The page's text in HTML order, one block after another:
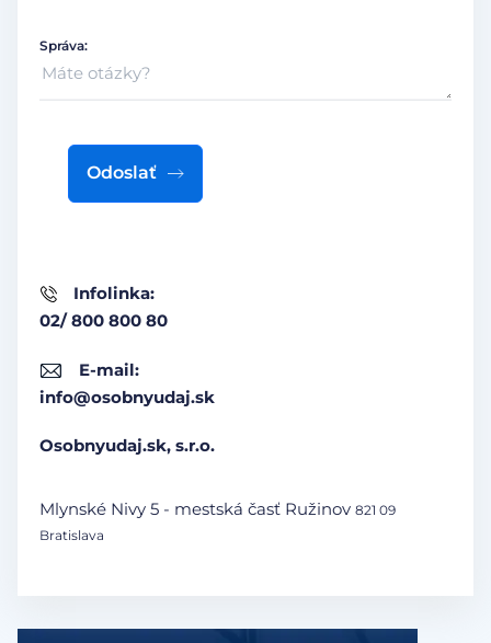
Infolinka:
02/ 800 800 80
E-mail:
info@osobnyudaj.sk
Osobnyudaj.sk, s.r.o.
Mlynské Nivy 5 - mestská časť Ružinov 821 09
Bratislava
Správa:
Odoslať